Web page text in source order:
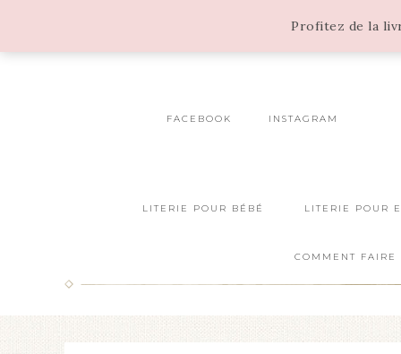
Profitez de la
FACEBOOK INSTAGRAM
LITERIE POUR BÉBÉ LITERIE POUR
COMMENT FAIRE